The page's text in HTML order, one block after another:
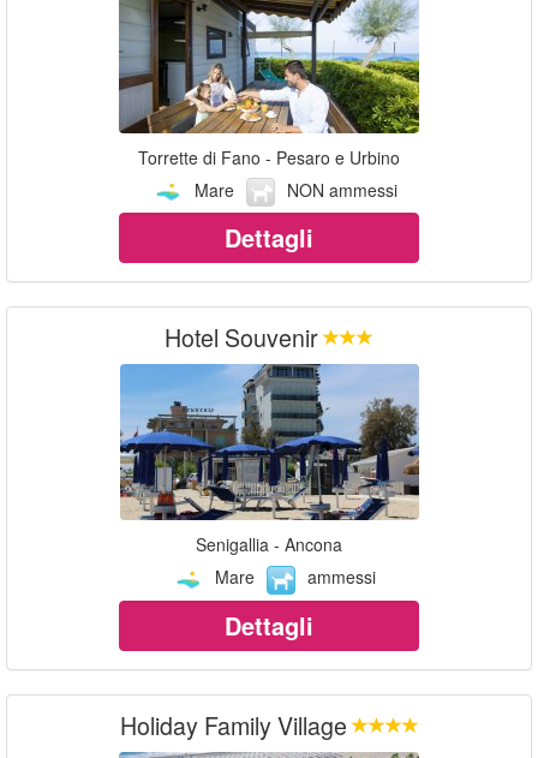
Torrette di Fano - Pesaro e Urbino
Mare
NON ammessi
Dettagli
Hotel Souvenir
Senigallia - Ancona
Mare
ammessi
Dettagli
Holiday Family Village